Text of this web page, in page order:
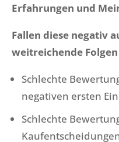
Erfahrungen und
Fallen diese negativ
weitreichende
Schlechte
negativen ersten
Schlechte